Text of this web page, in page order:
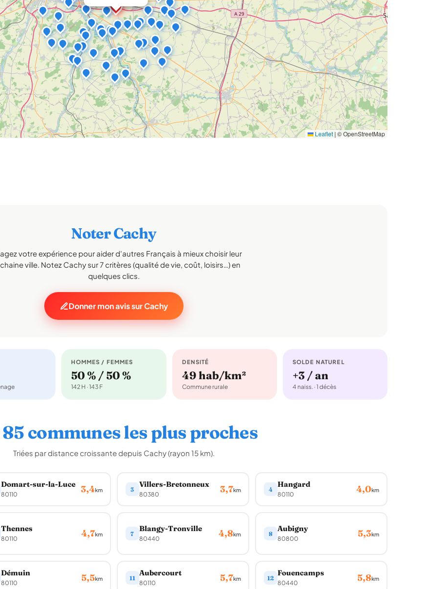
Leaflet | © OpenStreetMap
Noter Cachy
votre expérience pour aider d'autres Français à mieux choisir leur
ville. Notez Cachy sur 7 critères (qualité de vie, coût, loisirs…) en
quelques clics.
Donner mon avis sur Cachy
HOMMES / FEMMES
50 % / 50 %
142 H · 143 F
DENSITÉ
49 hab/km²
Commune rurale
SOLDE NATUREL
+3 / an
4 naiss. · 1 décès
85 communes les plus proches
Triées par distance croissante depuis Cachy (rayon 15 km).
Domart-sur-la-Luce
80110 3,4km 3
Villers-Bretonneux
80380 3,7km 4
Hangard
80110 4,0km
Thennes
80110 4,7km 7
Blangy-Tronville
80440 4,8km 8
Aubigny
80800 5,3km
Démuin
80110 5,5km 11
Aubercourt
80110 5,7km 12
Fouencamps
80440 5,8km